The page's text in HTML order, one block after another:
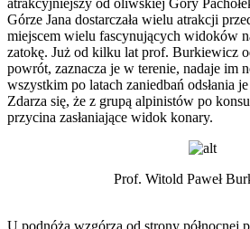
Górze Jana dostarczała wielu atrakcji
miejscem wielu fascynujących widoków
zatokę. Już od kilku lat prof. Burkiewicz
powrót, zaznacza je w terenie, nadaje im
wszystkim po latach zaniedbań odsłania
Zdarza się, że z grupą alpinistów po
przycina zasłaniające widok konary.
Prof. Witold Paweł
U podnóża wzgórza od strony